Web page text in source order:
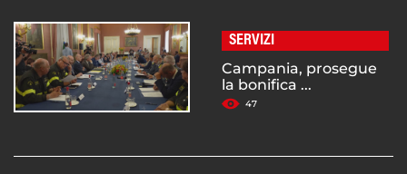
SERVIZI
Campania, prosegue
la bonifica ...
47